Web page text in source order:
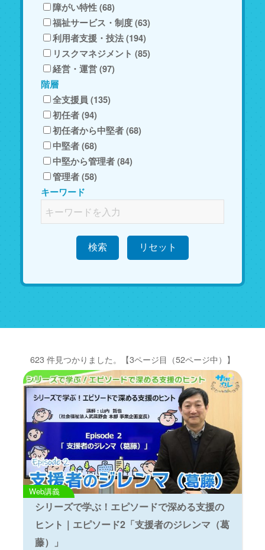
障がい特性 (68)
福祉サービス・制度 (63)
利用者支援・技法 (194)
リスクマネジメント (85)
経営・運営 (97)
階層
全支援員 (135)
初任者 (94)
初任者から中堅者 (68)
中堅者 (68)
中堅から管理者 (84)
管理者 (58)
キーワード
検索
623 件見つかりました。 【3ページ目（52ページ中）】
Web講義
シリーズで学ぶ！エピソードで深める支援の
ヒント｜エピソード2「支援者のジレンマ（葛
藤）」